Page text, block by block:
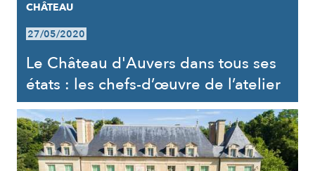
CHÂTEAU
27/05/2020
Le Château d'Auvers dans tous ses
états : les chefs-d’œuvre de l’atelier